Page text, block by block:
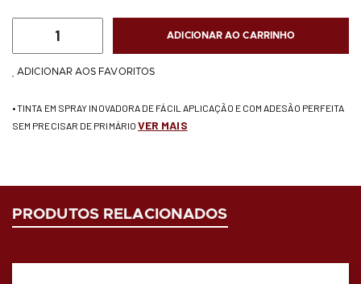
ADICIONAR AO CARRINHO
ADICIONAR AOS FAVORITOS
• TINTA EM SPRAY INOVADORA DE FÁCIL APLICAÇÃO E COM ADESÃO PERFEITA
SEM PRECISAR DE PRIMÁRIOVER MAIS
PRODUTOS RELACIONADOS